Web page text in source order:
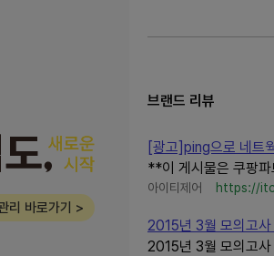
브랜드 리뷰
[광고]ping으로 네트
**이 게시물은 쿠팡
아이티제어 https://
2015년 3월 모의고사
2015년 3월 모의고
리 바로가기 >